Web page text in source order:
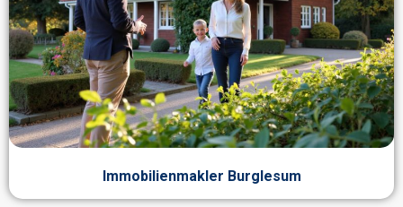
Immobilienmakler Burglesum